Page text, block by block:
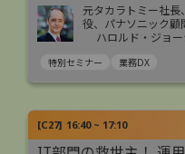
元タカラトミー社長
役、パナソニック顧
ハロルド・ジョー
特別セミナー 業務DX
[C27] 16:40 ~ 17:10